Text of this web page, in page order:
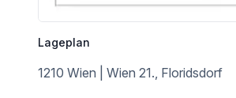
Lageplan
1210 Wien | Wien 21., Floridsdorf